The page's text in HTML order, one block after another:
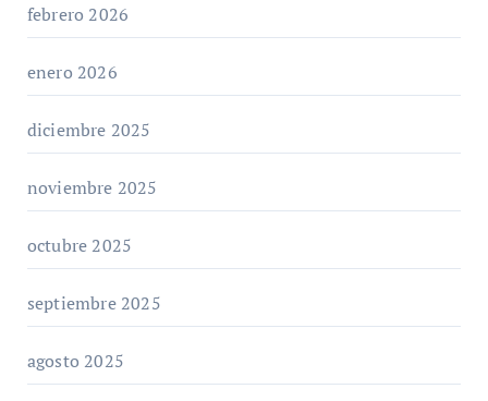
febrero 2026
enero 2026
diciembre 2025
noviembre 2025
octubre 2025
septiembre 2025
agosto 2025